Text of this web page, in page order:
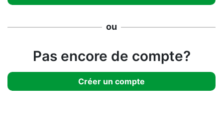
ou
Pas encore de compte?
Créer un compte